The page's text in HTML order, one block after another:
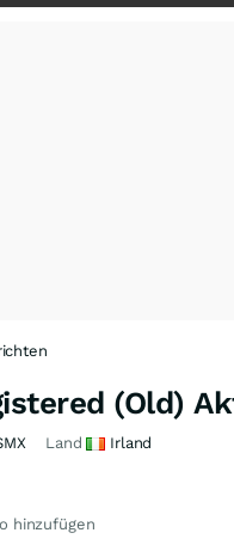
(Old)
Land Irland
hinzufügen